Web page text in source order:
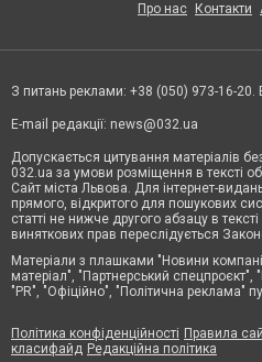
Про нас Контакти
З питань реклами: +38 (050) 973-16-20.
E-mail редакції: news@032.ua
Допускається цитування матеріалів
032.ua за умови розміщення в тексті
Сайт міста Львова. Для інтернет-
прямого, відкритого для пошукових
статті не нижче другого абзацу в
виняткових прав переслідується
Матеріали з плашками "Новини
матеріал", "Партнерський спецпроєкт",
"PR", "Офіційно", "Політична реклама"
Політика конфіденційності Правила
класифайд Редакційна політика